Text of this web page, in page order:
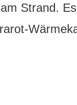
Strand.